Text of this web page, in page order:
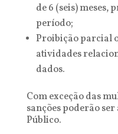
de 6 (seis)
período;
Proibição parcial
atividades
dados.
Com exceção das
sanções poderão
Público.